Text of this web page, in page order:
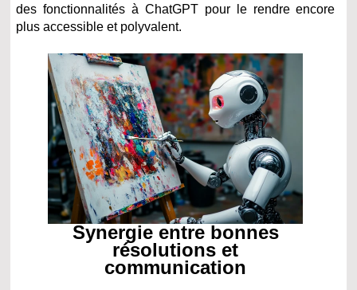
des fonctionnalités à ChatGPT pour le rendre encore
plus accessible et polyvalent.
Synergie entre bonnes
résolutions et
communication